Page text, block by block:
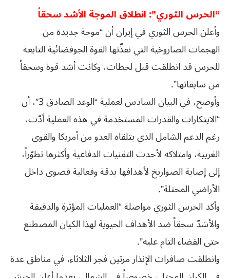
“الحرس الثوري”: انطلاق الموجة الأشد سحقاً
وأعلن الحرس الثوري في إيران أن “موجة جديدة من
الهجمات الصاروخية التي نفذّتها القوة الجوفضائية التابعة
للحرس قد انطلقت قبل لحظات، وكانت أشد قوة وسحقاً
من سابقاتها”.
وأوضح، في البيان السادس لعملية “الوعد الصادق 3″، أن
“الابتكارات والقدرات المستخدمة في هذه العملية أدّت،
رغم الدعم الشامل الذي يتلقاه العدو من أمريكا والقوى
الغربية، وامتلاكه لأحدث التقنيات الدفاعية وأكثرها تطوّراً،
إلى إصابة الصواريخ لأهدافها بدقة وفعالية قصوى داخل
الأراضي المحتلة”.
وأكد الحرس الثوري مواصلة “العمليات المؤثرة والدقيقة
والأشدّ سحقاً ضد الأهداف الحيوية لهذا الكيان المصطنع
حتى القضاء التام عليه”.
وانطلقت صافرات الإنذار مرتين فجر الثلاثاء، في مناطق عدة